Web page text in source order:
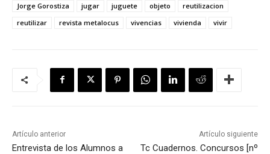
Jorge Gorostiza
jugar juguete objeto
reutilizacion
reutilizar
revista metalocus vivencias vivienda vivir
Artículo anterior
Entrevista de los Alumnos a
Artículo siguiente
Tc Cuadernos. Concursos [nº